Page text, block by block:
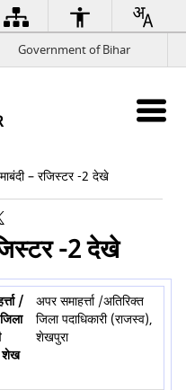
Government of Bihar
– रजिस्टर -2 देखे
-2 देखे
अपर समाहर्त्ता /अतिरिक्त
जिला पदाधिकारी (राजस्व),
शेखपुरा